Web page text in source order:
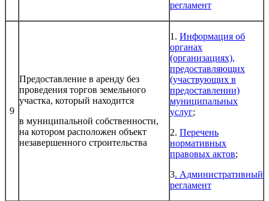
регламент
9
Предоставление в аренду без
проведения торгов земельного
участка, который находится
в муниципальной собственности,
на котором расположен объект
незавершенного строительства
1. Информация об
органах
(организациях),
предоставляющих
(участвующих в
предоставлении)
муниципальных
услуг;
2. Перечень
нормативных
правовых актов;
3. Административный
регламент